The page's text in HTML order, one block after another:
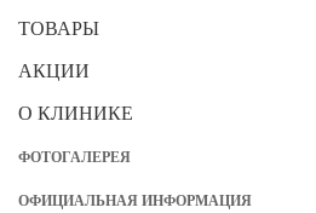
ТОВАРЫ
АКЦИИ
О КЛИНИКЕ
ФОТОГАЛЕРЕЯ
ОФИЦИАЛЬНАЯ ИНФОРМАЦИЯ